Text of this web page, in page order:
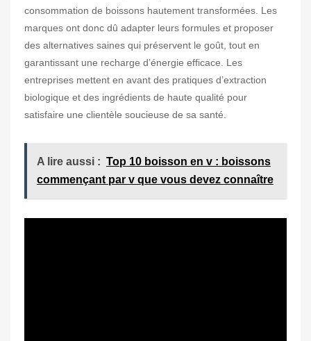
consommation de boissons hautement transformées. Les
marques ont donc dû adapter leurs formules et proposer
des alternatives saines qui préservent le goût, tout en
garantissant une recharge d’énergie efficace. Les
entreprises mettent en avant des pratiques d’extraction
biologique et des ingrédients de haute qualité pour
satisfaire une clientèle soucieuse de sa santé.
A lire aussi : Top 10 boisson en v : boissons
commençant par v que vous devez connaître